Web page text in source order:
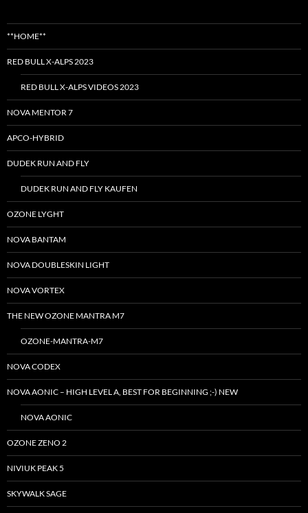
**HOME**
RED BULL X-ALPS 2023
RED BULL X-ALPS VIDEOS 2023
NOVA MENTOR 7
APCO-HYBRID
DUDEK RUN AND FLY
DUDEK RUN AND FLY KAUFEN
OZONE LYGHT
NOVA BANTAM
NOVA DOUBLESKIN LIGHT
NOVA VORTEX
THE NEW OZONE MANTRA M7
OZONE-MANTRA-M7
NOVA CODEX
NOVA AONIC – HIGH LEVEL A, BEST FOR BEGINNING ;-) NEW
NOVA AONIC
OZONE ZENO 2
NIVIUK PEAK 5
SKYWALK SAGE